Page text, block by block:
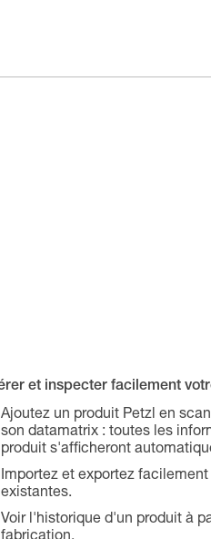
et inspecter facilement
Ajoutez un produit Petzl en
son datamatrix : toutes les
produit s'afficheront
Importez et exportez facilement
existantes.
Voir l'historique d'un produit à